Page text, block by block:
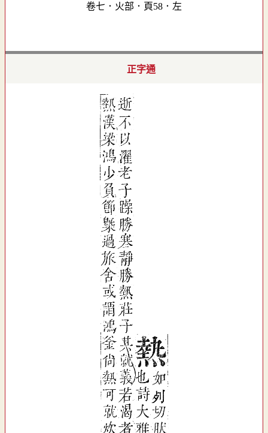
卷七．火部．頁58．左
正字通